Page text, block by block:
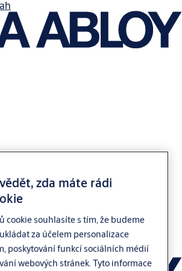
zda máte rádi
cookie souhlasíte s tím, že budeme
za účelem personalizace
poskytování funkcí sociálních médií
webových stránek. Tyto informace